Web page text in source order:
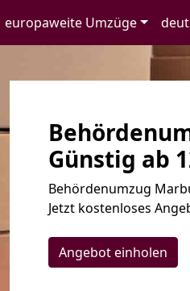
europaweite Umzüge
Günstig ab
Behördenumzug
Jetzt kostenloses
Angebot einholen